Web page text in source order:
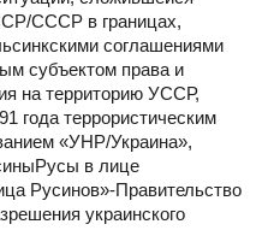
СССР в границах,
соглашениями
субъектом права и
на территорию УССР,
года террористическим
«УНР/Украина»,
в лице
Русинов»-Правительство
украинского